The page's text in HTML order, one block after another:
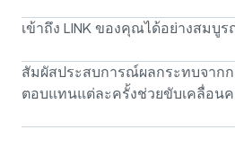
เข้าถึง LINK ของคุณได้อย่างสมบูร
สัมผัสประสบการณ์ผลกระทบจาก
ตอบแทนแต่ละครั้งช่วยขับเคลื่อนค